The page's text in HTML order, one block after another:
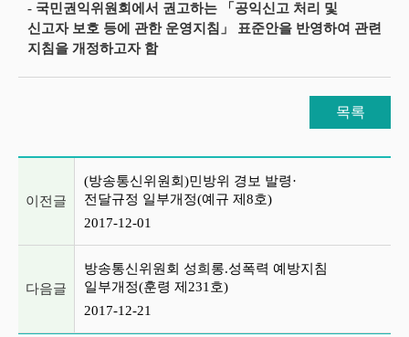
- 국민권익위원회에서 권고하는 「공익신고 처리 및
신고자 보호 등에 관한 운영지침」 표준안을 반영하여 관련
지침을 개정하고자 함
목록
이전글
(방송통신위원회)민방위 경보 발령·
전달규정 일부개정(예규 제8호)
2017-12-01
다음글
방송통신위원회 성희롱.성폭력 예방지침
일부개정(훈령 제231호)
2017-12-21